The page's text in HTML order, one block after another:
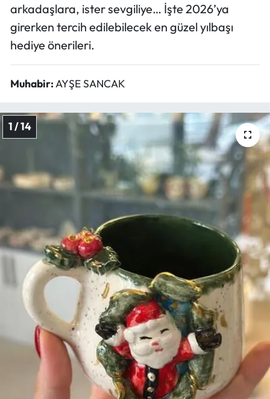
arkadaşlara, ister sevgiliye… İşte 2026’ya
girerken tercih edilebilecek en güzel yılbaşı
hediye önerileri.
Muhabir:AYŞE SANCAK
1 / 14
Teknoloji